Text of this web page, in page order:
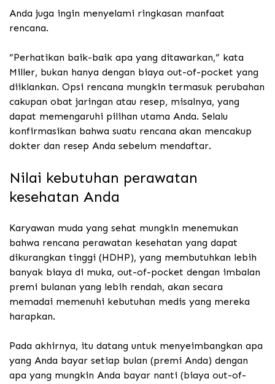
Anda juga ingin menyelami ringkasan manfaat
rencana.
“Perhatikan baik-baik apa yang ditawarkan,” kata
Miller, bukan hanya dengan biaya out-of-pocket yang
diiklankan. Opsi rencana mungkin termasuk perubahan
cakupan obat jaringan atau resep, misalnya, yang
dapat memengaruhi pilihan utama Anda. Selalu
konfirmasikan bahwa suatu rencana akan mencakup
dokter dan resep Anda sebelum mendaftar.
Nilai kebutuhan perawatan
kesehatan Anda
Karyawan muda yang sehat mungkin menemukan
bahwa rencana perawatan kesehatan yang dapat
dikurangkan tinggi (HDHP), yang membutuhkan lebih
banyak biaya di muka, out-of-pocket dengan imbalan
premi bulanan yang lebih rendah, akan secara
memadai memenuhi kebutuhan medis yang mereka
harapkan.
Pada akhirnya, itu datang untuk menyeimbangkan apa
yang Anda bayar setiap bulan (premi Anda) dengan
apa yang mungkin Anda bayar nanti (biaya out-of-